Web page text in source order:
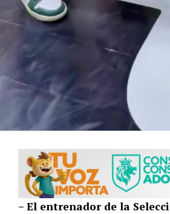
– El entrenador de la